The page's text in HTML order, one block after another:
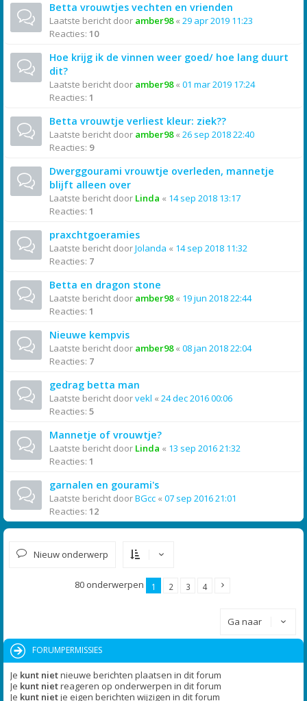
Betta vrouwtjes vechten en vrienden
Laatste bericht door amber98« 29 apr 2019 11:23
Reacties: 10
Hoe krijg ik de vinnen weer goed/ hoe lang duurt
dit?
Laatste bericht door amber98« 01 mar 2019 17:24
Reacties: 1
Betta vrouwtje verliest kleur: ziek??
Laatste bericht door amber98« 26 sep 2018 22:40
Reacties: 9
Dwerggourami vrouwtje overleden, mannetje
blijft alleen over
Laatste bericht door Linda « 14 sep 2018 13:17
Reacties: 1
praxchtgoeramies
Laatste bericht doorJolanda « 14 sep 2018 11:32
Reacties: 7
Betta en dragon stone
Laatste bericht door amber98« 19 jun 2018 22:44
Reacties: 1
Nieuwe kempvis
Laatste bericht door amber98« 08 jan 2018 22:04
Reacties: 7
gedrag betta man
Laatste bericht doorvekl « 24 dec 2016 00:06
Reacties: 5
Mannetje of vrouwtje?
Laatste bericht door Linda « 13 sep 2016 21:32
Reacties: 1
garnalen en gourami's
Laatste bericht doorBGcc « 07 sep 2016 21:01
Reacties: 12
Nieuw onderwerp
80 onderwerpen 1 2 3 4
Ga naar
FORUMPERMISSIES
Je kunt nietnieuwe berichten plaatsen in dit forum
Je kunt nietreageren op onderwerpen in dit forum
Je kunt nietje eigen berichten wijzigen in dit forum